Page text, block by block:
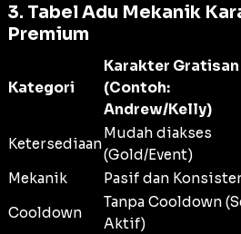
3. Tabel Adu Mekanik
Premium
Kategori
Karakter Gratisan
(Contoh:
Andrew/Kelly)
Ketersediaan
Mudah diakses
(Gold/Event)
Mekanik
Pasif dan
Cooldown
Tanpa Cooldown
Aktif)